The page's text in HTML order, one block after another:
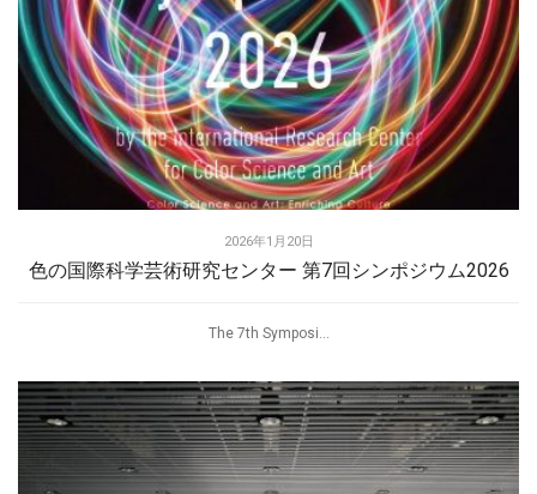
2026年1月20日
色の国際科学芸術研究センター 第7回シンポジウム2026
The 7th Symposi...